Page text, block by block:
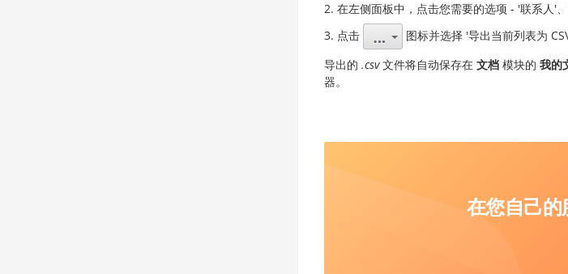
在左侧面板中，点击您需要的选项 - '联系人'
点击
图标并选择 '导出当前列表为
导出的 .csv文件将自动保存在 文档 模块的 我的
器。
在您自己的